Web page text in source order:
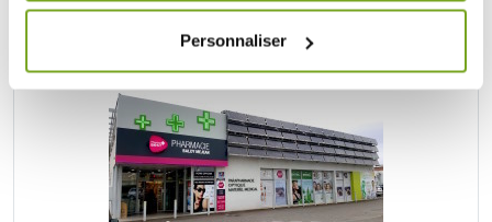
Personnaliser
ИНТЕРНЕТ-АПТЕКА BALDY MÉJEAN
LE SITE DE PARAPHARMACIE EN LIGNE